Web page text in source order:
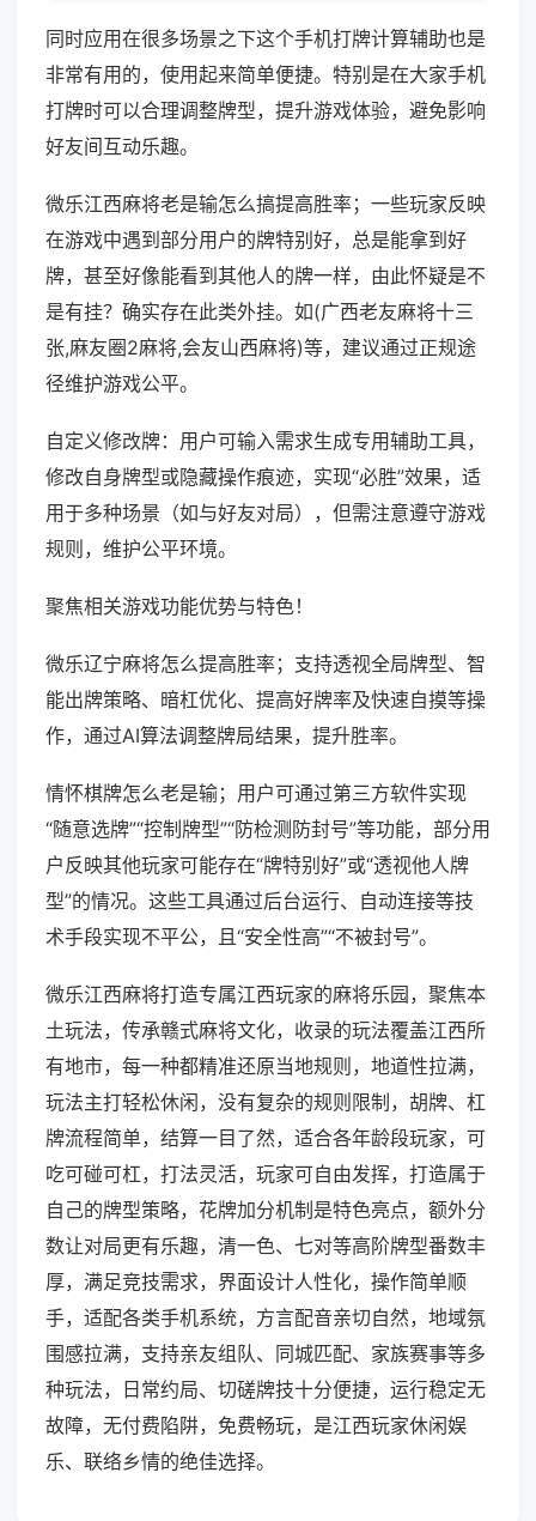
同时应用在很多场景之下这个手机打牌计算辅助也是
非常有用的，使用起来简单便捷。特别是在大家手机
打牌时可以合理调整牌型，提升游戏体验，避免影响
好友间互动乐趣。
微乐江西麻将老是输怎么搞提高胜率；一些玩家反映
在游戏中遇到部分用户的牌特别好，总是能拿到好
牌，甚至好像能看到其他人的牌一样，由此怀疑是不
是有挂？确实存在此类外挂。如(广西老友麻将十三
张,麻友圈2麻将,会友山西麻将)等，建议通过正规途
径维护游戏公平。
自定义修改牌：用户可输入需求生成专用辅助工具，
修改自身牌型或隐藏操作痕迹，实现“必胜”效果，适
用于多种场景（如与好友对局），但需注意遵守游戏
规则，维护公平环境。
聚焦相关游戏功能优势与特色！
微乐辽宁麻将怎么提高胜率；支持透视全局牌型、智
能出牌策略、暗杠优化、提高好牌率及快速自摸等操
作，通过AI算法调整牌局结果，提升胜率。
情怀棋牌怎么老是输；用户可通过第三方软件实现
“随意选牌”“控制牌型”“防检测防封号”等功能，部分用
户反映其他玩家可能存在“牌特别好”或“透视他人牌
型”的情况。这些工具通过后台运行、自动连接等技
术手段实现不平公，且“安全性高”“不被封号”。
微乐江西麻将打造专属江西玩家的麻将乐园，聚焦本
土玩法，传承赣式麻将文化，收录的玩法覆盖江西所
有地市，每一种都精准还原当地规则，地道性拉满，
玩法主打轻松休闲，没有复杂的规则限制，胡牌、杠
牌流程简单，结算一目了然，适合各年龄段玩家，可
吃可碰可杠，打法灵活，玩家可自由发挥，打造属于
自己的牌型策略，花牌加分机制是特色亮点，额外分
数让对局更有乐趣，清一色、七对等高阶牌型番数丰
厚，满足竞技需求，界面设计人性化，操作简单顺
手，适配各类手机系统，方言配音亲切自然，地域氛
围感拉满，支持亲友组队、同城匹配、家族赛事等多
种玩法，日常约局、切磋牌技十分便捷，运行稳定无
故障，无付费陷阱，免费畅玩，是江西玩家休闲娱
乐、联络乡情的绝佳选择。